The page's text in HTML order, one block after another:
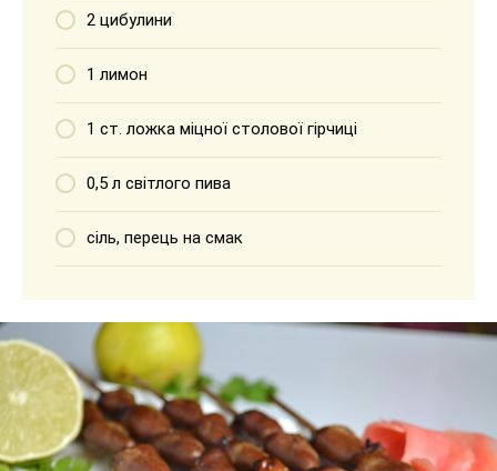
2 цибулини
1 лимон
1 ст. ложка міцної столової гірчиці
0,5 л світлого пива
сіль, перець на смак